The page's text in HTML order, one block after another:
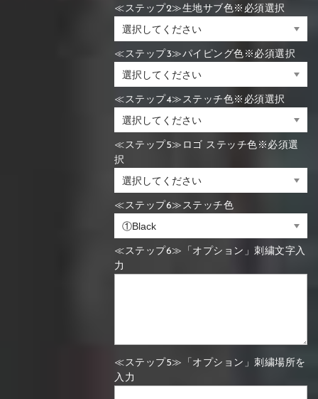
≪ステップ2≫生地サブ色※必須選択
≪ステップ3≫パイピング色※必須選択
≪ステップ4≫ステッチ色※必須選択
≪ステップ5≫ロゴ ステッチ色※必須選
択
≪ステップ6≫ステッチ色
≪ステップ6≫「オプション」刺繍文字入
力
≪ステップ5≫「オプション」刺繍場所を
入力